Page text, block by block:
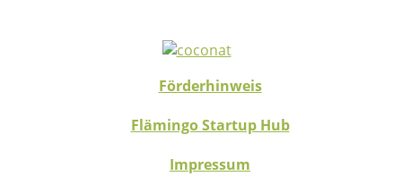
Förderhinweis
Flämingo Startup Hub
Impressum